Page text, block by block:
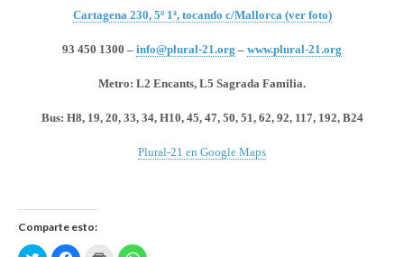
Cartagena 230, 5º 1ª, tocando c/Mallorca (ver foto)
93 450 1300 – info@plural-21.org – www.plural-21.org
Metro: L2 Encants, L5 Sagrada Familia.
Bus: H8, 19, 20, 33, 34, H10, 45, 47, 50, 51, 62, 92, 117, 192, B24
Plural-21 en Google Maps
Comparte esto: